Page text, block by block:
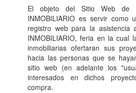
El objeto del Sitio Web de
INMOBILIARIO es servir como
registro web para la asistencia
INMOBILIARIO, feria en la cual
inmobiliarias ofertaran sus
hacia las personas que se
sitio web (en adelante los
interesados en dichos
compra.